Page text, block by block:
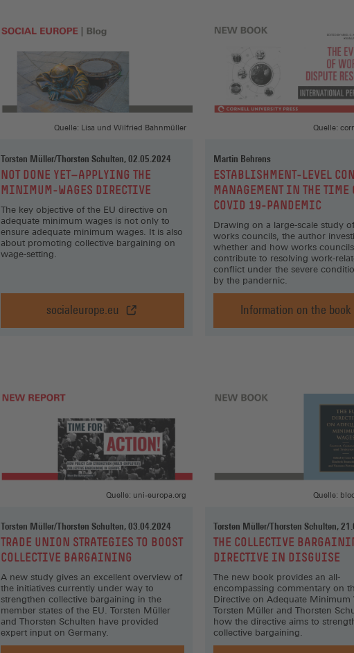
EJIR
(Öffnet
in
einem
neuen
Fenster)
(Öffnet
einem
neuen
Fenster)
Torsten Müller/Thorsten Schulten, 02.05.2024
:NOT DONE YET—APPLYING THE
MINIMUM-WAGES DIRECTIVE
Quelle: Lisa und Wilfried Bahnmüller
The key objective of the EU directive on
adequate minimum wages is not only to
ensure adequate minimum wages. It is also
about promoting collective bargaining on
wage-setting.
socialeurope.eu
Not
done
wages
directive,
socialeurope.eu
(Öffnet
in
einem
Fenster)
Martin Behrens
:ESTABLISHMENT-LEVEL
MANAGEMENT IN THE TIME
COVID 19-PANDEMIC
Quelle:
Drawing on a large-scale study
works councils, the author
whether and how works councils
contribute to resolving work-
conflict under the severe
by the pandernic.
Information on the book
Level
the
Time
Pandemic,
the
book
(Öffnet
in
einem
neuen
Fenster)
Torsten Müller/Thorsten Schulten, 03.04.2024
:
TRADE UNION STRATEGIES TO BOOST
COLLECTIVE BARGAINING
Quelle: uni-europa.org
A new study gives an excellent overview of
the initiatives currently under way to
strengthen collective bargaining in the
member states of the EU. Torsten Müller
and Thorsten Schulten have provided
expert input on Germany.
Torsten Müller/Thorsten Schulten,
:
THE COLLECTIVE
DIRECTIVE IN DISGUISE
Quelle:
The new book provides an all-
encompassing commentary on
Directive on Adequate Minimum
Torsten Müller and Thorsten
how the directive aims to
collective bargaining.